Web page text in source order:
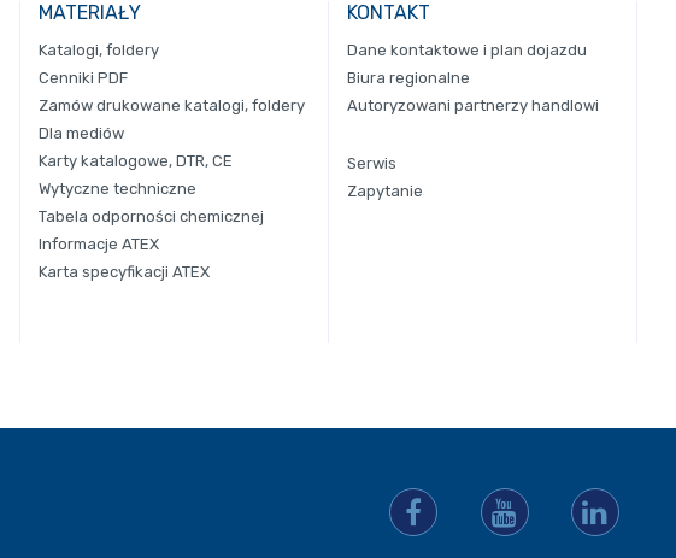
MATERIAŁY
Katalogi, foldery
Cenniki PDF
Zamów drukowane katalogi, foldery
Dla mediów
Karty katalogowe, DTR, CE
Wytyczne techniczne
Tabela odporności chemicznej
Informacje ATEX
Karta specyfikacji ATEX
KONTAKT
Dane kontaktowe i plan dojazdu
Biura regionalne
Autoryzowani partnerzy handlowi
Serwis
Zapytanie